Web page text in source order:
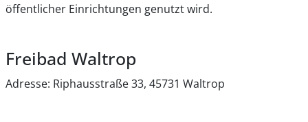
öffentlicher Einrichtungen genutzt wird.
Freibad Waltrop
Adresse: Riphausstraße 33, 45731 Waltrop